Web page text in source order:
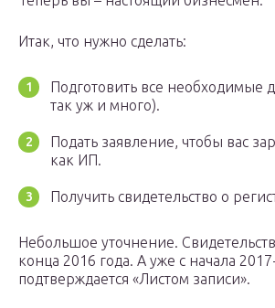
Итак, что нужно сделать:
Подготовить все необходимые
так уж и много).
Подать заявление, чтобы вас
как ИП.
Получить свидетельство о
Небольшое уточнение.
конца 2016 года. А уже с начала
подтверждается «Листом записи».